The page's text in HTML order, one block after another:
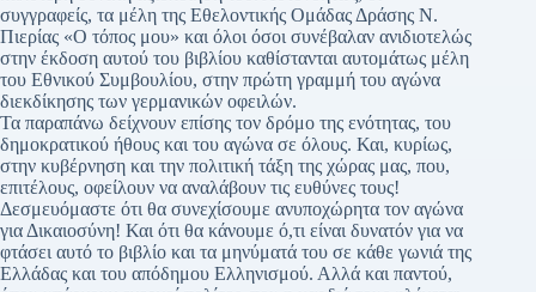
συγγραφείς, τα μέλη της Εθελοντικής Ομάδας Δράσης Ν.
Πιερίας «Ο τόπος μου» και όλοι όσοι συνέβαλαν ανιδιοτελώς
στην έκδοση αυτού του βιβλίου καθίστανται αυτομάτως μέλη
του Εθνικού Συμβουλίου, στην πρώτη γραμμή του αγώνα
διεκδίκησης των γερμανικών οφειλών.
Τα παραπάνω δείχνουν επίσης τον δρόμο της ενότητας, του
δημοκρατικού ήθους και του αγώνα σε όλους. Και, κυρίως,
στην κυβέρνηση και την πολιτική τάξη της χώρας μας, που,
επιτέλους, οφείλουν να αναλάβουν τις ευθύνες τους!
Δεσμευόμαστε ότι θα συνεχίσουμε ανυποχώρητα τον αγώνα
για Δικαιοσύνη! Και ότι θα κάνουμε ό,τι είναι δυνατόν για να
φτάσει αυτό το βιβλίο και τα μηνύματά του σε κάθε γωνιά της
Ελλάδας και του απόδημου Ελληνισμού. Αλλά και παντού,